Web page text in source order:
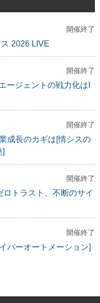
開催終了
2026 LIVE
開催終了
ージェントの戦力化はI
開催終了
成長のカギは[情シスの
]
開催終了
ロトラスト、不断のサイ
開催終了
パーオートメーション]